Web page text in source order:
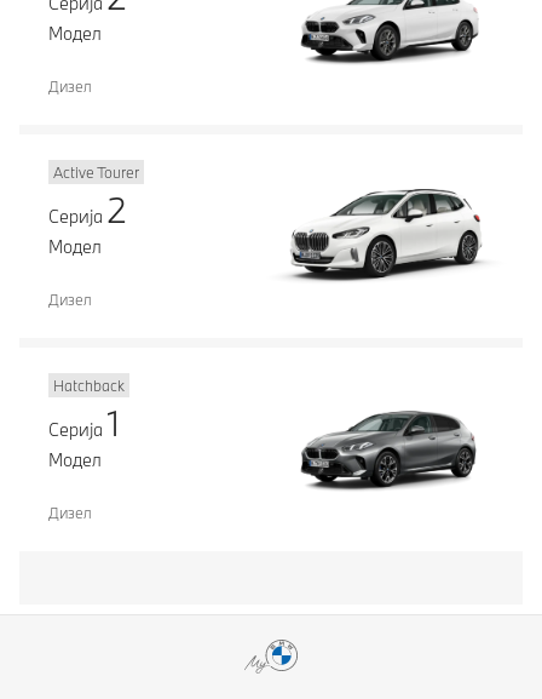
Модел
Дизел
Active Tourer
Серија 2
Модел
Дизел
Hatchback
Серија 1
Модел
Дизел